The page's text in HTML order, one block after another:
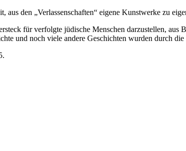
den „Verlassenschaften“ eigene Kunstwerke zu
für verfolgte jüdische Menschen darzustellen, aus
und noch viele andere Geschichten wurden durch